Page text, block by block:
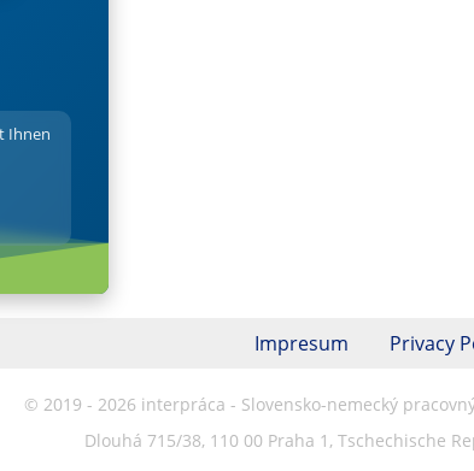
Ihnen
Impresum Privacy
© 2019 - 2026 interpráca - Slovensko-nemecký
Dlouhá 715/38, 110 00 Praha 1, Tschechische